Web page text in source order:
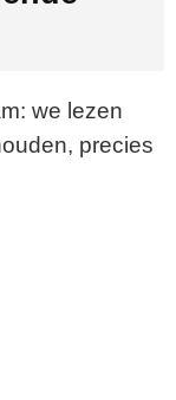
we lezen
precies